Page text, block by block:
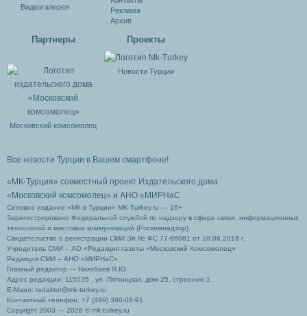
Видеогалерея
Реклама
Архив
Партнеры
Московский комсомолец
Проекты
Новости Турции
Все новости Турции в Вашем смартфоне!
«МК-Турция» совместный проект Издательского дома
«Московский комсомолец» и АНО «МИРНаС
Сетевое издание «МК в Турции» MK-Turkey.ru — 16+
Зарегистрировано Федеральной службой по надзору в сфере связи, информационных
технологий и массовых коммуникаций (Роскомнадзор).
Свидетельство о регистрации СМИ Эл № ФС 77-66061 от 10.06.2016 г.
Учредитель СМИ – АО «Редакция газеты «Московский Комсомолец»
Редакция СМИ – АНО «МИРНаС»
Главный редактор — Ниязбаев Я.Ю.
Адрес редакции: 115035 , ул. Пятницкая, дом 25, строение 1.
Е-Маил: redaktor@mk-turkey.ru
Контактный телефон: +7 (499) 390-08-91
Copyright 2003 — 2026 © mk-turkey.ru